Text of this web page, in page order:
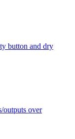
button and dry
outputs over